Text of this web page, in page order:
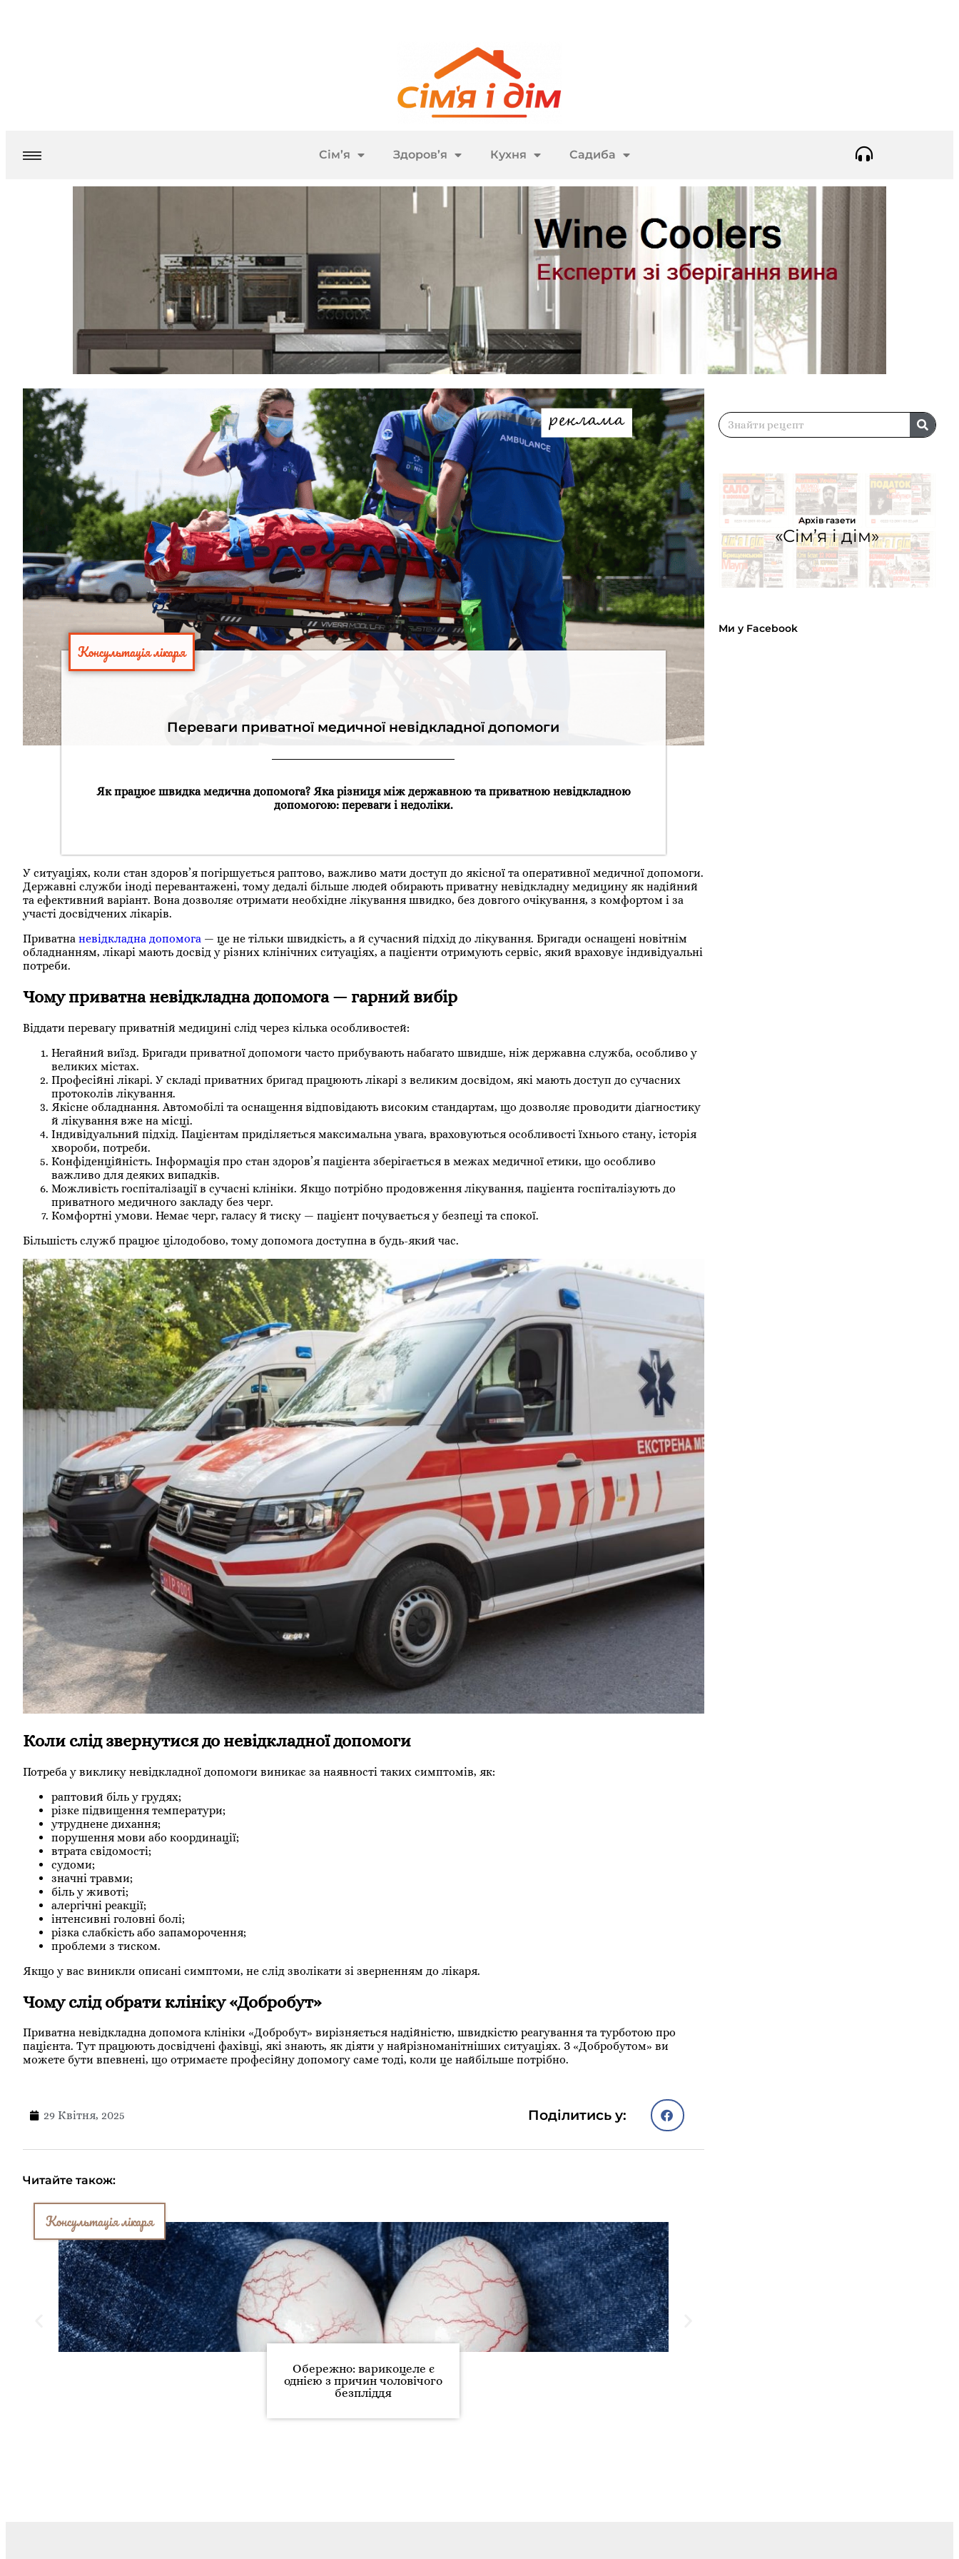
Сім’я Здоров’я Кухня Садиба
Консультація лікаря
Переваги приватної медичної невідкладної допомоги
Як працює швидка медична допомога? Яка різниця між державною та приватною невідкладною
допомогою: переваги і недоліки.
У ситуаціях, коли стан здоров’я погіршується раптово, важливо мати доступ до якісної та оперативної медичної допомоги.
Державні служби іноді перевантажені, тому дедалі більше людей обирають приватну невідкладну медицину як надійний
та ефективний варіант. Вона дозволяє отримати необхідне лікування швидко, без довгого очікування, з комфортом і за
участі досвідчених лікарів.
Приватна невідкладна допомога — це не тільки швидкість, а й сучасний підхід до лікування. Бригади оснащені новітнім
обладнанням, лікарі мають досвід у різних клінічних ситуаціях, а пацієнти отримують сервіс, який враховує індивідуальні
потреби.
Чому приватна невідкладна допомога — гарний вибір
Віддати перевагу приватній медицині слід через кілька особливостей:
Негайний виїзд. Бригади приватної допомоги часто прибувають набагато швидше, ніж державна служба, особливо у
великих містах.
Професійні лікарі. У складі приватних бригад працюють лікарі з великим досвідом, які мають доступ до сучасних
протоколів лікування.
Якісне обладнання. Автомобілі та оснащення відповідають високим стандартам, що дозволяє проводити діагностику
й лікування вже на місці.
Індивідуальний підхід. Пацієнтам приділяється максимальна увага, враховуються особливості їхнього стану, історія
хвороби, потреби.
Конфіденційність. Інформація про стан здоров’я пацієнта зберігається в межах медичної етики, що особливо
важливо для деяких випадків.
Можливість госпіталізації в сучасні клініки. Якщо потрібно продовження лікування, пацієнта госпіталізують до
приватного медичного закладу без черг.
Комфортні умови. Немає черг, галасу й тиску — пацієнт почувається у безпеці та спокої.
Більшість служб працює цілодобово, тому допомога доступна в будь-який час.
Коли слід звернутися до невідкладної допомоги
Потреба у виклику невідкладної допомоги виникає за наявності таких симптомів, як:
раптовий біль у грудях;
різке підвищення температури;
утруднене дихання;
порушення мови або координації;
втрата свідомості;
судоми;
значні травми;
біль у животі;
алергічні реакції;
інтенсивні головні болі;
різка слабкість або запаморочення;
проблеми з тиском.
Якщо у вас виникли описані симптоми, не слід зволікати зі зверненням до лікаря.
Чому слід обрати клініку «Добробут»
Приватна невідкладна допомога клініки «Добробут» вирізняється надійністю, швидкістю реагування та турботою про
пацієнта. Тут працюють досвідчені фахівці, які знають, як діяти у найрізноманітніших ситуаціях. З «Добробутом» ви
можете бути впевнені, що отримаєте професійну допомогу саме тоді, коли це найбільше потрібно.
29 Квітня, 2025 Поділитись у:
Читайте також:
Консультація лікаря
Обережно: варикоцеле є
однією з причин чоловічого
безпліддя
Архів газети
«Сім’я і дім»
Ми у Facebook